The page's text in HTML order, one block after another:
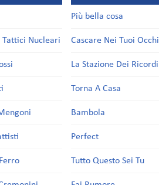
Tattici Nucleari
Più bella cosa
Cascare Nei Tuoi Occhi
La Stazione Dei Ricordi
Torna A Casa
Bambola
Perfect
Tutto Questo Sei Tu